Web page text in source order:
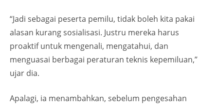
“Jadi sebagai peserta pemilu, tidak boleh kita pakai
alasan kurang sosialisasi. Justru mereka harus
proaktif untuk mengenali, mengatahui, dan
menguasai berbagai peraturan teknis kepemiluan,”
ujar dia.
Apalagi, ia menambahkan, sebelum pengesahan